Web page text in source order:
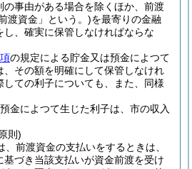
の事由がある場合を除くほか、前渡
渡資金」という。)を最寄りの金融
、確実に保管しなければならな
の規定による貯金又は預金によつて
、その額を明確にして保管しなけれ
しての利子についても、また、同様
金によつて生じた利子は、市の収入
則)
、前渡資金の支払いをするときは、
づき当該支払いが資金前渡を受け